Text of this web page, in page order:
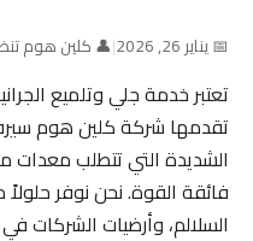
📅 يناير 26, 2026 |👤 كلين هوم
تعتبر خدمة جلي وتلميع
تقدمها شركة كلين هوم
الشديدة التي تتطلب معدات
فائقة القوة. نحن نوفر حلولاً
السلالم، وأرضيات الشركات في